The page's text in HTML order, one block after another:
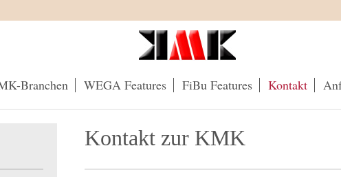
Branchen WEGA Features FiBu Features Kontakt
Kontakt zur KMK